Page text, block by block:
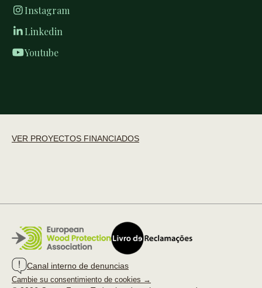
Instagram
Linkedin
Youtube
VER PROYECTOS FINANCIADOS
Canal interno de denuncias
Cambie su consentimiento de cookies →